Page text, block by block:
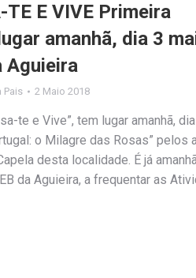
TE E VIVE Primeira
amanhã, dia 3
Aguieira
Pais 2 Maio 2018
te e Vive”, tem lugar amanhã,
o Milagre das Rosas” pelos
desta localidade. É já
da Aguieira, a frequentar as